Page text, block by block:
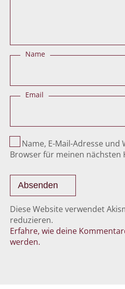
Name
Email
Name, E-Mail-Adresse und
Browser für meinen nächsten
Diese Website verwendet
reduzieren.
Erfahre, wie deine
werden.